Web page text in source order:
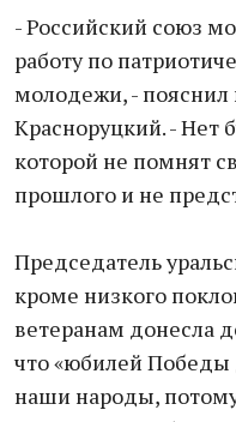
- Российский союз
работу по
молодежи, -
Красноруцкий. - Нет
которой не помнят
прошлого и не
Председатель
кроме низкого
ветеранам донесла
что «юбилей Победы
наши народы,